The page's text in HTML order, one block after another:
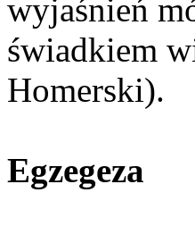
wyjaśnień
świadkiem
Homerski).
Egzegeza